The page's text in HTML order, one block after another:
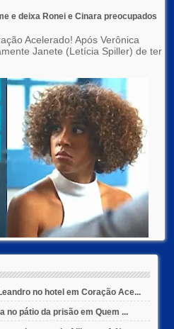
e deixa Ronei e Cinara preocupados
Acelerado! Após Verônica
Janete (Letícia Spiller) de ter
no hotel em Coração Ace...
no pátio da prisão em Quem ...